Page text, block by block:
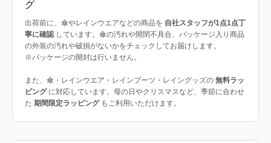
グ
出荷前に、傘やレインウエアなどの商品を 自社スタッフが1点1点丁
寧に確認しています。傘の汚れや開閉不具合、パッケージ入り商品
の外装の汚れや破損がないかをチェックしてお届けします。
※パッケージの開封は行いません。
また、傘・レインウエア・レインブーツ・レイングッズの 無料ラッ
ピングに対応しています。母の日やクリスマスなど、季節に合わせ
た 期間限定ラッピングもご利用いただけます。